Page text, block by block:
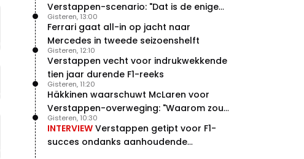
Verstappen-scenario: "Dat is de enige
manier"
Ferrari gaat all-in op jacht naar
Mercedes in tweede seizoenshelft
Gisteren, 13:00
Verstappen vecht voor indrukwekkende
tien jaar durende F1-reeks
Gisteren, 12:10
Häkkinen waarschuwt McLaren voor
Verstappen-overweging: "Waarom zou
je?"
Gisteren, 11:20
INTERVIEW Verstappen getipt voor F1-
succes ondanks aanhoudende
Gisteren, 10:30